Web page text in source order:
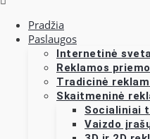
Pradžia
Paslaugos
Internetinė
Reklamos
Tradicinė
Skaitmeninė
Socialiniai
Vaizdo